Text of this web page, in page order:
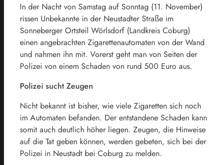
In der Nacht von Samstag auf Sonntag (11. November)
rissen Unbekannte in der Neustadter Straße im
Sonneberger Ortsteil Wörlsdorf (Landkreis Coburg)
einen angebrachten Zigarettenautomaten von der Wand
und nahmen ihn mit. Vorerst geht man von Seiten der
Polizei von einem Schaden von rund 500 Euro aus.
Polizei sucht Zeugen
Nicht bekannt ist bisher, wie viele Zigaretten sich noch
im Automaten befanden. Der entstandene Schaden kann
somit auch deutlich höher liegen. Zeugen, die Hinweise
auf die Tat geben können, werden gebeten, sich bei der
Polizei in Neustadt bei Coburg zu melden.